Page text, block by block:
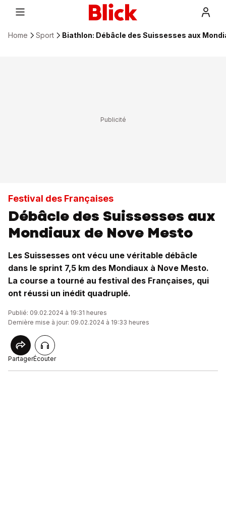
Home Sport Biathlon: Débâcle des Suissesses aux
Festival des Françaises
Débâcle des Suissesses aux
Mondiaux de Nove Mesto
Les Suissesses ont vécu une véritable débâcle
dans le sprint 7,5 km des Mondiaux à Nove Mesto.
La course a tourné au festival des Françaises, qui
ont réussi un inédit quadruplé.
Publié: 09.02.2024 à 19:31 heures
Dernière mise à jour: 09.02.2024 à 19:33 heures
PartagerÉcouter